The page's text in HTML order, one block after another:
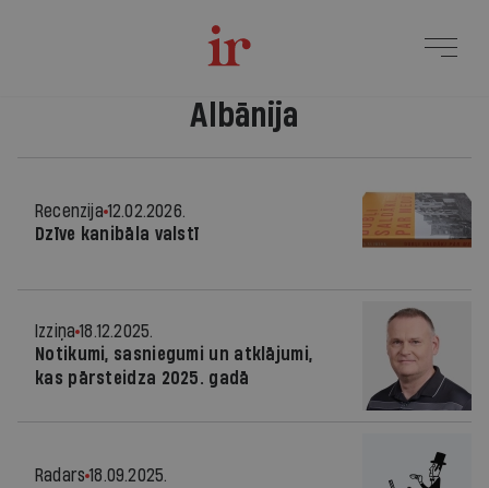
Albānija
Recenzija 12.02.2026.
Dzīve kanibāla valstī
Izziņa 18.12.2025.
Notikumi, sasniegumi un atklājumi,
kas pārsteidza 2025. gadā
Radars 18.09.2025.